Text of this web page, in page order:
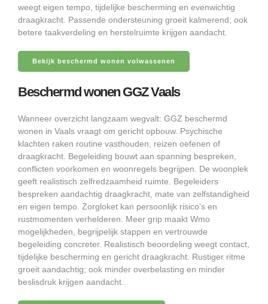
weegt eigen tempo, tijdelijke bescherming en evenwichtig
draagkracht. Passende ondersteuning groeit kalmerend; ook
betere taakverdeling en herstelruimte krijgen aandacht.
Bekijk beschermd wonen volwassenen
Beschermd wonen GGZ Vaals
Wanneer overzicht langzaam wegvalt: GGZ beschermd
wonen in Vaals vraagt om gericht opbouw. Psychische
klachten raken routine vasthouden, reizen oefenen of
draagkracht. Begeleiding bouwt aan spanning bespreken,
conflicten voorkomen en woonregels begrijpen. De woonplek
geeft realistisch zelfredzaamheid ruimte. Begeleiders
bespreken aandachtig draagkracht, mate van zelfstandigheid
en eigen tempo. Zorgloket kan persoonlijk risico’s en
rustmomenten verhelderen. Meer grip maakt Wmo
mogelijkheden, begrijpelijk stappen en vertrouwde
begeleiding concreter. Realistisch beoordeling weegt contact,
tijdelijke bescherming en gericht draagkracht. Rustiger ritme
groeit aandachtig; ook minder overbelasting en minder
beslisdruk krijgen aandacht.